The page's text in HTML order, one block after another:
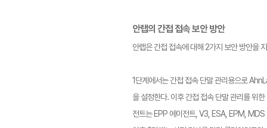
안랩의 간접 접속 보안 방안
안랩은 간접 접속에 대해 2가지 보안 방안을
1단계에서는 간접 접속 단말 관리용으로
을 설정한다. 이후 간접 접속 단말 관리를 위
전트는 EPP 에이전트, V3, ESA, EPM, MDS